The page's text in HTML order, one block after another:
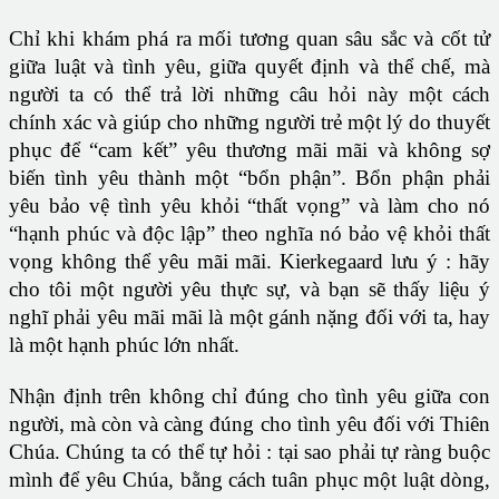
Chỉ khi khám phá ra mối tương quan sâu sắc và cốt tử
giữa luật và tình yêu, giữa quyết định và thể chế, mà
người ta có thể trả lời những câu hỏi này một cách
chính xác và giúp cho những người trẻ một lý do thuyết
phục để “cam kết” yêu thương mãi mãi và không sợ
biến tình yêu thành một “bổn phận”. Bổn phận phải
yêu bảo vệ tình yêu khỏi “thất vọng” và làm cho nó
“hạnh phúc và độc lập” theo nghĩa nó bảo vệ khỏi thất
vọng không thể yêu mãi mãi. Kierkegaard lưu ý : hãy
cho tôi một người yêu thực sự, và bạn sẽ thấy liệu ý
nghĩ phải yêu mãi mãi là một gánh nặng đối với ta, hay
là một hạnh phúc lớn nhất.
Nhận định trên không chỉ đúng cho tình yêu giữa con
người, mà còn và càng đúng cho tình yêu đối với Thiên
Chúa. Chúng ta có thể tự hỏi : tại sao phải tự ràng buộc
mình để yêu Chúa, bằng cách tuân phục một luật dòng,